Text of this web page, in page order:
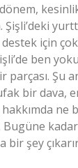
Şişli’deki
için
ben
Şu
bir dava,
ne
kadar
bir şey